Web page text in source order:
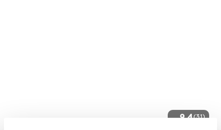
9.4(31)